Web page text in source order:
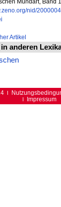
nid/
Artikel
anderen
Impressum